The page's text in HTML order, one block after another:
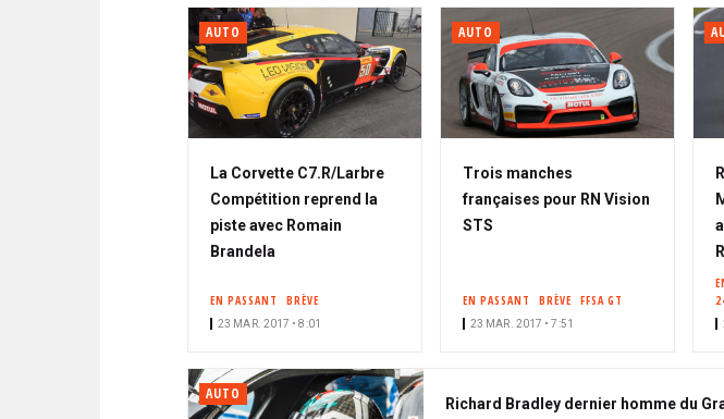
AUTO
La Corvette C7.R/Larbre
Compétition reprend la
piste avec Romain
Brandela
EN PASSANT BRÈVE
23 MAR. 2017 • 8:01
AUTO
Trois manches
françaises pour RN Vision
STS
EN PASSANT BRÈVE FFSA GT
23 MAR. 2017 • 7:51
AUTO
Richard Bradley dernier homme du